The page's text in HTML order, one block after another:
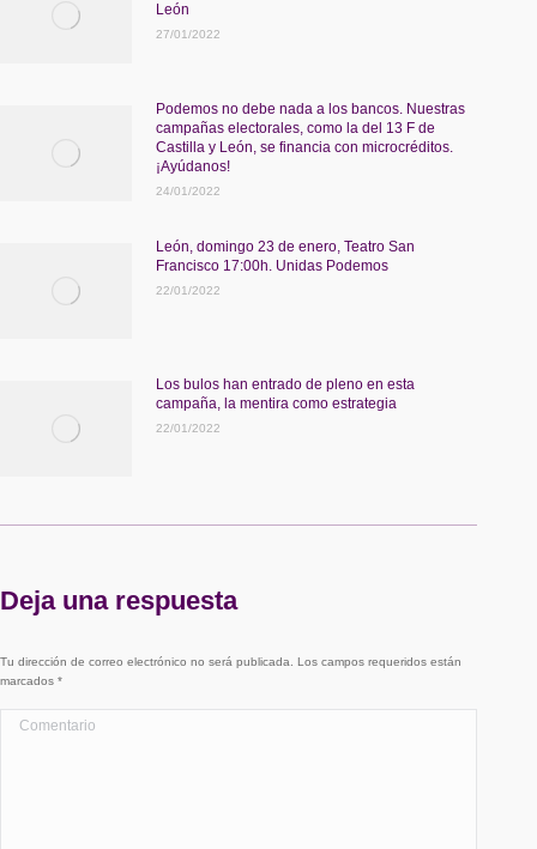
León
27/01/2022
Podemos no debe nada a los bancos. Nuestras
campañas electorales, como la del 13 F de
Castilla y León, se financia con microcréditos.
¡Ayúdanos!
24/01/2022
León, domingo 23 de enero, Teatro San
Francisco 17:00h. Unidas Podemos
22/01/2022
Los bulos han entrado de pleno en esta
campaña, la mentira como estrategia
22/01/2022
Deja una respuesta
Tu dirección de correo electrónico no será publicada. Los campos requeridos están
marcados *
Comentario